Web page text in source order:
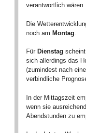
verantwortlich wären.
Die
noch am Montag
Für Dienstag
sich allerdings das
(zumindest nach
verbindliche
In der Mittagszeit
wenn sie
Abendstunden zu